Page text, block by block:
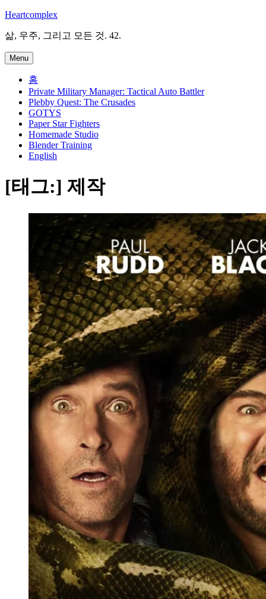
Skip
content
Heartcomplex
삶, 우주, 그리고 모든 것. 42.
Menu
홈
Private Military Manager: Tactical Auto Battler
Plebby Quest: The Crusades
GOTYS
Paper Star Fighters
Homemade Studio
Blender Training
English
[태그:] 제작